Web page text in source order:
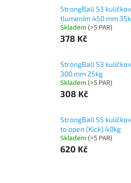
StrongBall S3
tlumením 450 mm
Skladem (>5 PAR)
378 Kč
StrongBall S3
300 mm 25kg
Skladem (>5 PAR)
308 Kč
StrongBall S5
to open (Kick) 40kg
Skladem (>5 PAR)
620 Kč